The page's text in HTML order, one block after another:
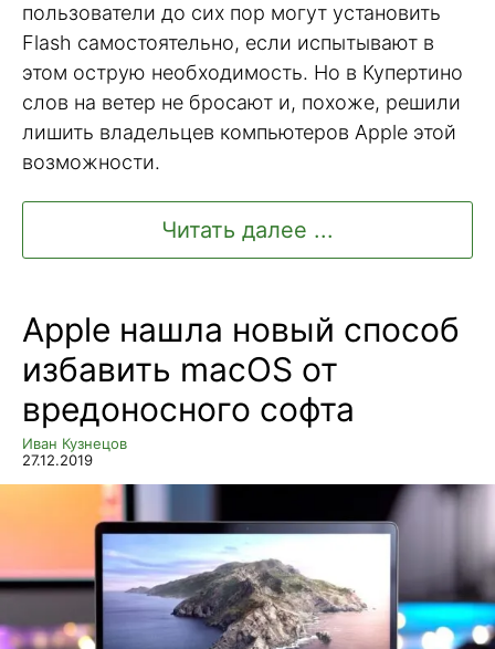
пользователи до сих пор могут установить
Flash самостоятельно, если испытывают в
этом острую необходимость. Но в Купертино
слов на ветер не бросают и, похоже, решили
лишить владельцев компьютеров Apple этой
возможности.
Читать далее ...
Apple нашла новый способ
избавить macOS от
вредоносного софта
Иван Кузнецов
27.12.2019